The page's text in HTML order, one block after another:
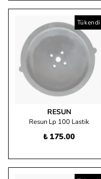
Tükendi
RESUN
Resun Lp 100 Lastik
₺ 175.00